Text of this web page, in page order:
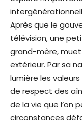
Après que le
télévision, une
grand-mère,
extérieur. Par sa
lumière les
de respect des
de la vie que l’on
circonstances